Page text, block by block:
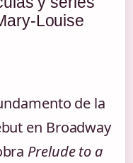
Louise
de la
en Broadway
Prelude to a